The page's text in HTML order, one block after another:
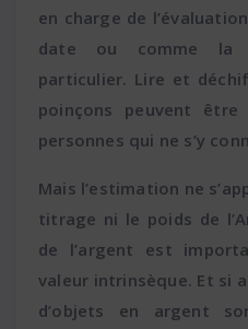
en charge de
date ou comme la
particulier. Lire et
poinçons peuvent
personnes qui ne s’y
Mais l’estimation ne
titrage ni le poids de
de l’argent est
valeur intrinsèque. Et si
d’objets en argent